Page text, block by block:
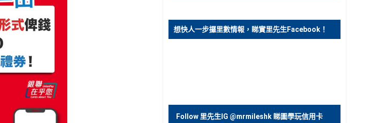
想快人一步攞里數情報，睇實里先生Facebook！
Follow 里先生IG @mrmileshk 睇圖學玩信用卡